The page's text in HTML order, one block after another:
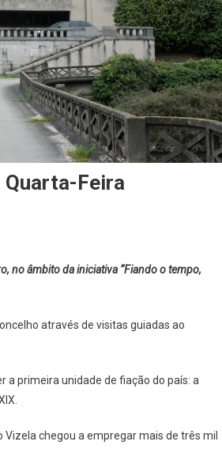
Quarta-Feira
no âmbito da iniciativa “Fiando o tempo,
através de visitas guiadas ao
a primeira unidade de fiação do país: a
chegou a empregar mais de três mil